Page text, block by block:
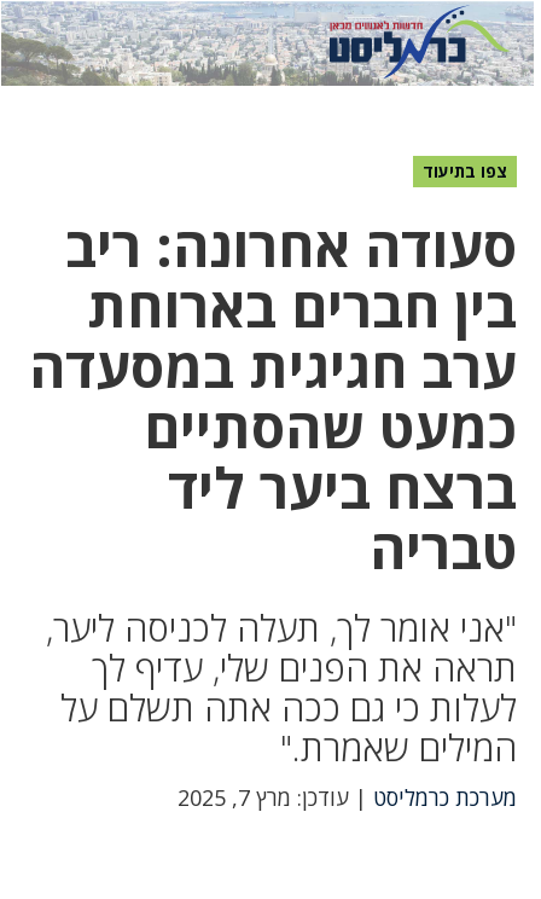
לחץ
כאן
לחץ
כדי
צפו בתיעוד
סעודה אחרונה: ריב
בין חברים בארוחת
ערב חגיגית במסעדה
כמעט שהסתיים
ברצח ביער ליד
טבריה
"אני אומר לך, תעלה לכניסה ליער,
תראה את הפנים שלי, עדיף לך
לעלות כי גם ככה אתה תשלם על
המילים שאמרת."
מערכת כרמליסט | עודכן: מרץ 7, 2025